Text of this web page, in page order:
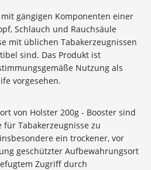
gängigen Komponenten einer
Schlauch und Rauchsäule
mit üblichen Tabakerzeugnissen
sind. Das Produkt ist
Nutzung als
vorgesehen.
von Holster 200g - Booster sind
Tabakerzeugnisse zu
ein trockener, vor
geschützter Aufbewahrungsort
Zugriff durch
Rabatt
auf deine Bestellung
in unserem Online-Shop.
an hochwertigen
und Zubehör – alles,
Shisha-Erlebnis brauchst!